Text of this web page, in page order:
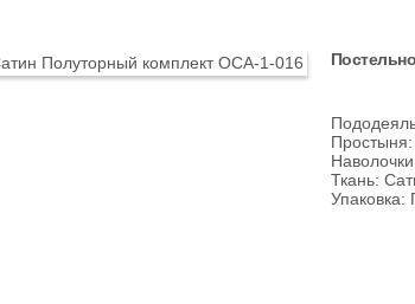
Ткань:
Упаковка: